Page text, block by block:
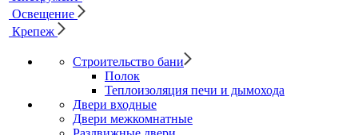
Освещение
Крепеж
Строительство бани
Полок
Теплоизоляция печи и дымохода
Двери входные
Двери межкомнатные